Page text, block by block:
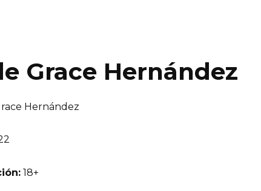
Grace Hernández
Hernández
18+